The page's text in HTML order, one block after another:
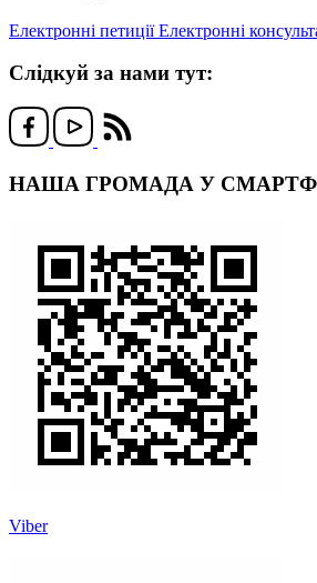
Електронні петиціїЕлектронні
Слідкуй за нами тут:
НАША ГРОМАДА У
Viber